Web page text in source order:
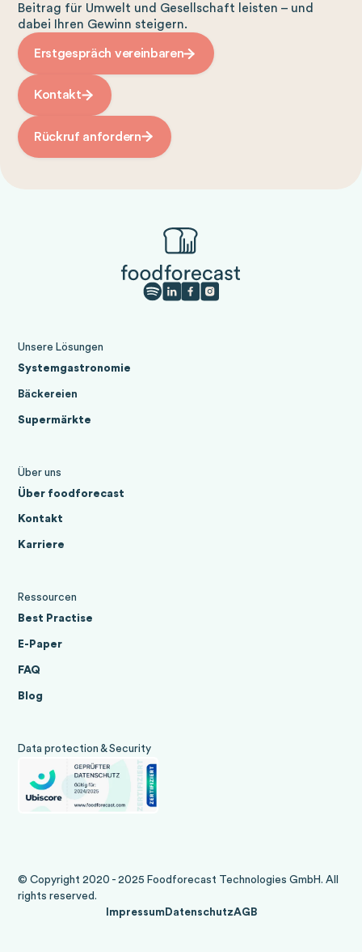
Beitrag für Umwelt und Gesellschaft leisten – und
dabei Ihren Gewinn steigern.
Erstgespräch vereinbaren
Kontakt
Rückruf anfordern
Unsere Lösungen
Systemgastronomie
Bäckereien
Supermärkte
Über uns
Über foodforecast
Kontakt
Karriere
Ressourcen
Best Practise
E-Paper
FAQ
Blog
Data protection & Security
© Copyright 2020 - 2025 Foodforecast Technologies GmbH. All
rights reserved.
ImpressumDatenschutzAGB